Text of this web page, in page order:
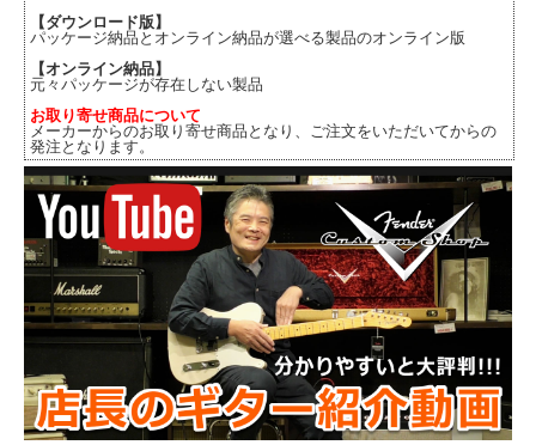
【ダウンロード版】
パッケージ納品とオンライン納品が選べる製品のオンライン版
【オンライン納品】
元々パッケージが存在しない製品
お取り寄せ商品について
メーカーからのお取り寄せ商品となり、ご注文をいただいてからの
発注となります。